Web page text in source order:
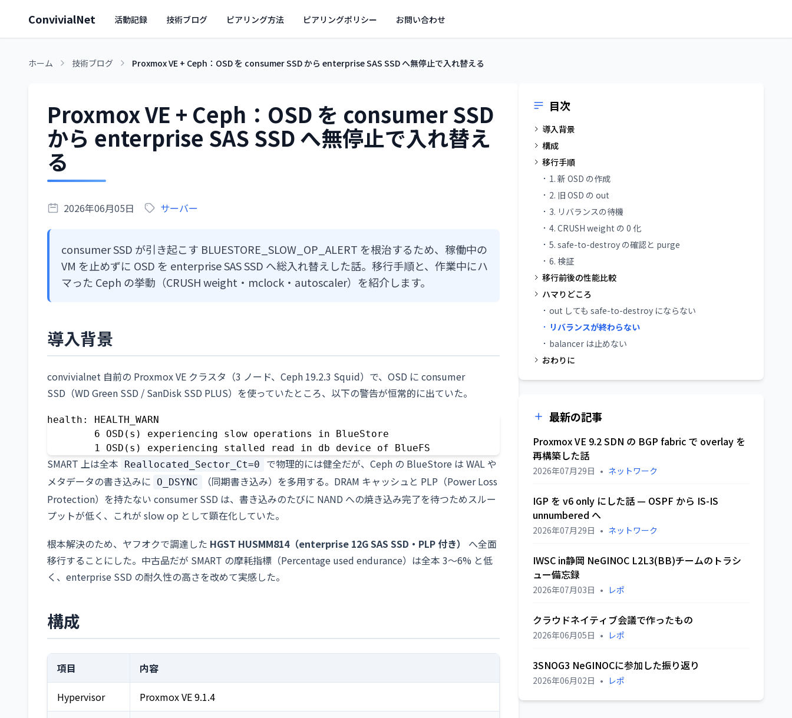
ConvivialNet 活動記録 技術ブログ ピアリング方法 ピアリングポリシー お問い合わせ
ホーム 技術ブログ Proxmox VE + Ceph：OSD を consumer SSD から enterprise SAS SSD へ無停止で入れ替える
Proxmox VE + Ceph：OSD を consumer SSD
から enterprise SAS SSD へ無停止で入れ替え
る
2026年06月05日 サーバー
consumer SSD が引き起こす BLUESTORE_SLOW_OP_ALERT を根治するため、稼働中の
VM を止めずに OSD を enterprise SAS SSD へ総入れ替えした話。移行手順と、作業中にハ
マった Ceph の挙動（CRUSH weight・mclock・autoscaler）を紹介します。
導入背景
convivialnet 自前の Proxmox VE クラスタ（3 ノード、Ceph 19.2.3 Squid）で、OSD に consumer
SSD（WD Green SSD / SanDisk SSD PLUS）を使っていたところ、以下の警告が恒常的に出ていた。
health: HEALTH_WARN
        6 OSD(s) experiencing slow operations in BlueStore
        1 OSD(s) experiencing stalled read in db device of BlueFS
SMART 上は全本 Reallocated_Sector_Ct=0
で物理的には健全だが、Ceph の BlueStore は WAL や
メタデータの書き込みに
O_DSYNC
（同期書き込み）を多用する。DRAM キャッシュと PLP（Power Loss
Protection）を持たない consumer SSD は、書き込みのたびに NAND への焼き込み完了を待つためスルー
プットが低く、これが slow op として顕在化していた。
根本解決のため、ヤフオクで調達した HGST HUSMM814（enterprise 12G SAS SSD・PLP 付き）
へ全面
移行することにした。中古品だが SMART の摩耗指標（Percentage used endurance）は全本 3〜6% と低
く、enterprise SSD の耐久性の高さを改めて実感した。
構成
項目 内容
Hypervisor Proxmox VE 9.1.4
目次
導入背景
構成
移行手順
1. 新 OSD の作成
2. 旧 OSD の out
3. リバランスの待機
4. CRUSH weight の 0 化
5. safe-to-destroy の確認と purge
6. 検証
移行前後の性能比較
ハマりどころ
out しても safe-to-destroy にならない
リバランスが終わらない
balancer は止めない
おわりに
最新の記事
Proxmox VE 9.2 SDN の BGP fabric で overlay を
再構築した話
2026年07月29日 • ネットワーク
IGP を v6 only にした話 — OSPF から IS-IS
unnumbered へ
2026年07月29日 • ネットワーク
IWSC in静岡 NeGINOC L2L3(BB)チームのトラシ
ュー備忘録
2026年07月03日 • レポ
クラウドネイティブ会議で作ったもの
2026年06月05日 • レポ
3SNOG3 NeGINOCに参加した振り返り
2026年06月02日 • レポ